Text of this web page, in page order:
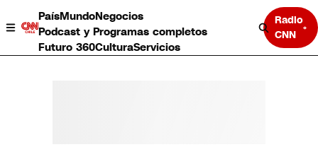
PaísMundoNegocios
Podcast y Programas completos
Futuro 360CulturaServicios
Radio
CNN